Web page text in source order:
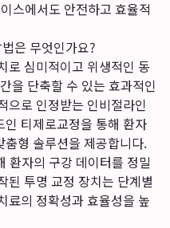
스에서도 안전하고 효율적
은 무엇인가요?
로 심미적이고 위생적인 동
을 단축할 수 있는 효과적인
으로 인정받는 인비절라인
티제로교정을 통해 환자
형 솔루션을 제공합니다.
환자의 구강 데이터를 정밀
된 투명 교정 장치는 단계별
료의 정확성과 효율성을 높